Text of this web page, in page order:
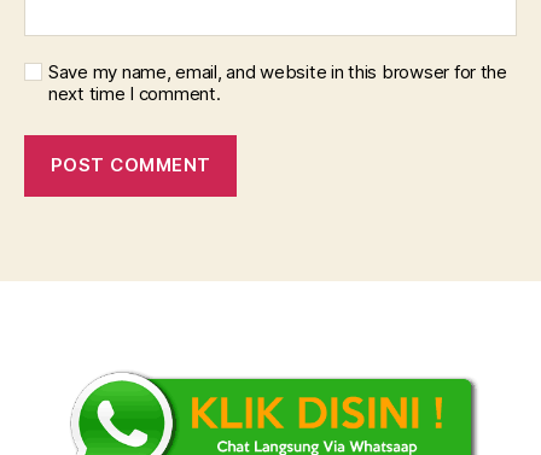
Save my name, email, and website in this browser for the
next time I comment.